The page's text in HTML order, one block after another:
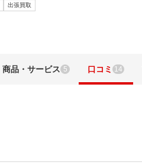
出張買取
商品・サービス 5 口コミ 14